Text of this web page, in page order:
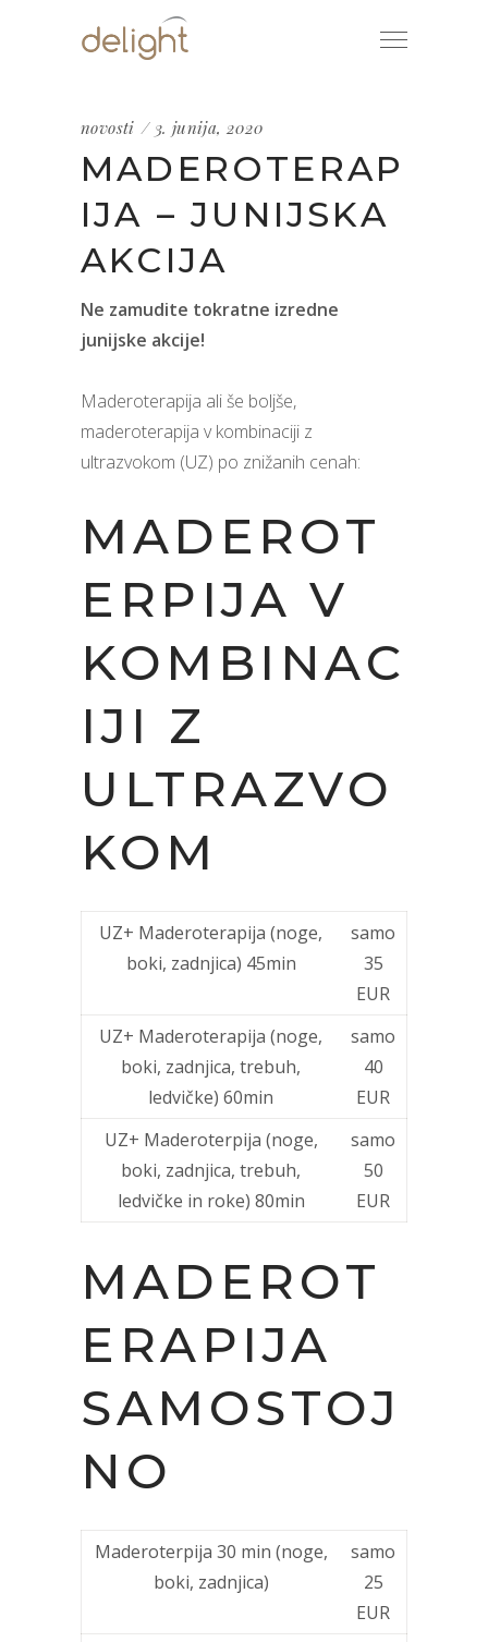
novosti 3. junija, 2020
MADEROTERAP
IJA – JUNIJSKA
AKCIJA
Ne zamudite tokratne izredne
junijske akcije!
Maderoterapija ali še boljše,
maderoterapija v kombinaciji z
ultrazvokom (UZ) po znižanih cenah:
MADEROT
ERPIJA V
KOMBINAC
IJI Z
ULTRAZVO
KOM
UZ+ Maderoterapija (noge,
boki, zadnjica) 45min
samo
35
EUR
UZ+ Maderoterapija (noge,
boki, zadnjica, trebuh,
ledvičke) 60min
samo
40
EUR
UZ+ Maderoterpija (noge,
boki, zadnjica, trebuh,
ledvičke in roke) 80min
samo
50
EUR
MADEROT
ERAPIJA
SAMOSTOJ
NO
Maderoterpija 30 min (noge,
boki, zadnjica)
samo
25
EUR